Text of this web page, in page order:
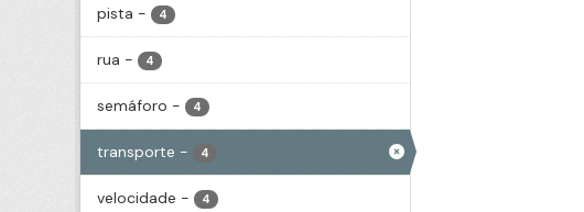
pista - 4
rua - 4
semáforo - 4
transporte - 4
velocidade - 4